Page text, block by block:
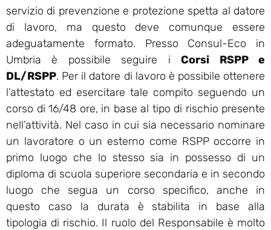
servizio di prevenzione e protezione spetta al datore
di lavoro, ma questo deve comunque essere
adeguatamente formato. Presso Consul-Eco in
Umbria è possibile seguire iCorsi RSPP e
DL/RSPP. Per il datore di lavoro è possibile ottenere
l’attestato ed esercitare tale compito seguendo un
corso di 16/48 ore, in base al tipo di rischio presente
nell’attività. Nel caso in cui sia necessario nominare
un lavoratore o un esterno come RSPP occorre in
primo luogo che lo stesso sia in possesso di un
diploma di scuola superiore secondaria e in secondo
luogo che segua un corso specifico, anche in
questo caso la durata è stabilita in base alla
tipologia di rischio. Il ruolo del Responsabile è molto